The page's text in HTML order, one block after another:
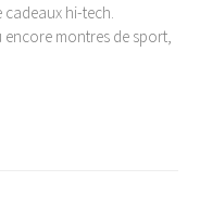
hi-tech.
montres de sport,